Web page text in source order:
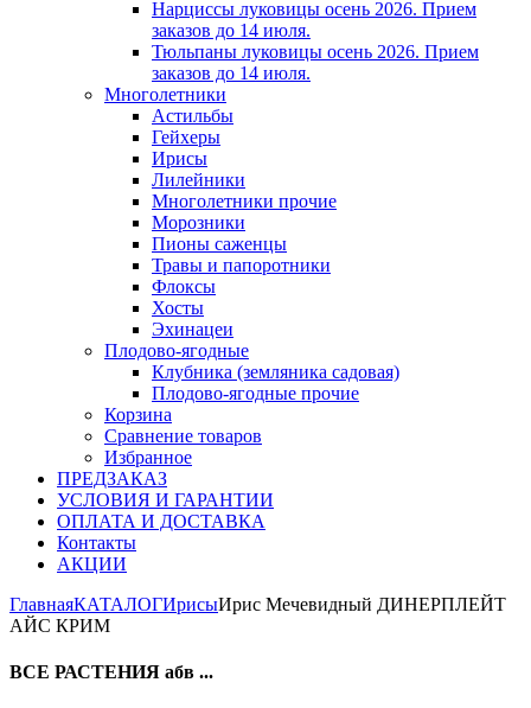
Нарциссы луковицы осень 2026. Прием
заказов до 14 июля.
Тюльпаны луковицы осень 2026. Прием
заказов до 14 июля.
Многолетники
Астильбы
Гейхеры
Ирисы
Лилейники
Многолетники прочие
Морозники
Пионы саженцы
Травы и папоротники
Флоксы
Хосты
Эхинацеи
Плодово-ягодные
Клубника (земляника садовая)
Плодово-ягодные прочие
Корзина
Сравнение товаров
Избранное
ПРЕДЗАКАЗ
УСЛОВИЯ И ГАРАНТИИ
ОПЛАТА И ДОСТАВКА
Контакты
АКЦИИ
ГлавнаяКАТАЛОГИрисыИрис Мечевидный ДИНЕРПЛЕЙТ
АЙС КРИМ
ВСЕ РАСТЕНИЯ абв ...